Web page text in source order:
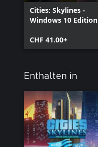
Cities: Skylines -
Windows 10 Edition
CHF 41.00+
Enthalten in